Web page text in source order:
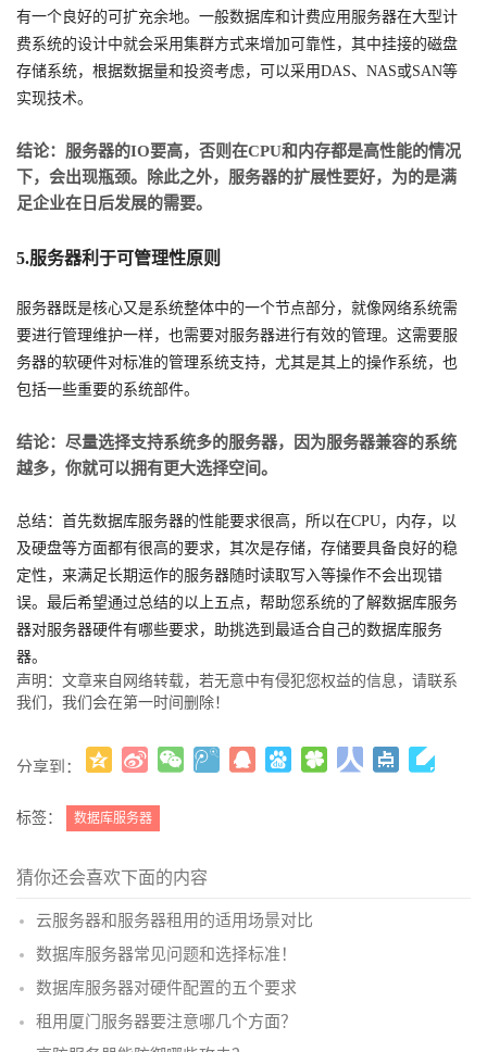
有一个良好的可扩充余地。一般数据库和计费应用服务器在大型计
费系统的设计中就会采用集群方式来增加可靠性，其中挂接的磁盘
存储系统，根据数据量和投资考虑，可以采用DAS、NAS或SAN等
实现技术。
结论：服务器的IO要高，否则在CPU和内存都是高性能的情况
下，会出现瓶颈。除此之外，服务器的扩展性要好，为的是满
足企业在日后发展的需要。
5.服务器利于可管理性原则
服务器既是核心又是系统整体中的一个节点部分，就像网络系统需
要进行管理维护一样，也需要对服务器进行有效的管理。这需要服
务器的软硬件对标准的管理系统支持，尤其是其上的操作系统，也
包括一些重要的系统部件。
结论：尽量选择支持系统多的服务器，因为服务器兼容的系统
越多，你就可以拥有更大选择空间。
总结：首先数据库服务器的性能要求很高，所以在CPU，内存，以
及硬盘等方面都有很高的要求，其次是存储，存储要具备良好的稳
定性，来满足长期运作的服务器随时读取写入等操作不会出现错
误。最后希望通过总结的以上五点，帮助您系统的了解数据库服务
器对服务器硬件有哪些要求，助挑选到最适合自己的数据库服务
器。
声明：文章来自网络转载，若无意中有侵犯您权益的信息，请联系
我们，我们会在第一时间删除！
分享到：
标签： 数据库服务器
猜你还会喜欢下面的内容
云服务器和服务器租用的适用场景对比
数据库服务器常见问题和选择标准！
数据库服务器对硬件配置的五个要求
租用厦门服务器要注意哪几个方面？